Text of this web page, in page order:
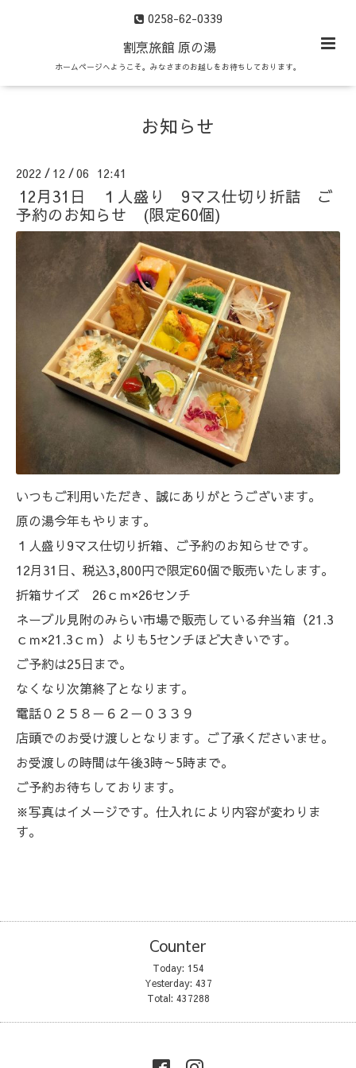
0258-62-0339
割烹旅館 原の湯
ホームページへようこそ。みなさまのお越しをお待ちしております。
お知らせ
2022 / 12 /06 12:41
12月31日 １人盛り 9マス仕切り折詰 ご
予約のお知らせ (限定60個)
いつもご利用いただき、誠にありがとうございます。
原の湯今年もやります。
１人盛り9マス仕切り折箱、ご予約のお知らせです。
12月31日、税込3,800円で限定60個で販売いたします。
折箱サイズ 26ｃｍ×26センチ
ネーブル見附のみらい市場で販売している弁当箱（21.3
ｃｍ×21.3ｃｍ）よりも5センチほど大きいです。
ご予約は25日まで。
なくなり次第終了となります。
電話０２５８－６２－０３３９
店頭でのお受け渡しとなります。 ご了承くださいませ。
お受渡しの時間は午後3時～5時まで。
ご予約お待ちしております。
※写真はイメージです。仕入れにより内容が変わりま
す。
Counter
Today: 154
Yesterday: 437
Total: 437288